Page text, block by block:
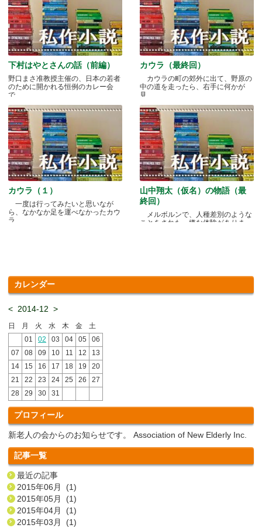
下村はやとさんの話（前編）
野口まさ准教授主催の、日本の若者
のために開かれる恒例のカレー会
で.....
カウラ（最終回）
カウラの町の郊外に出て、野原の
中の道を走ったら、右手に何かが
見.....
カウラ（１）
一度は行ってみたいと思いなが
ら、なかなか足を運べなかったカウ
ラ.....
山中翔太（仮名）の物語（最
終回）
メルボルンで、人種差別のような
ことをされた、嫌な体験がありま
カレンダー
< 2014-12 >
日 月 火 水 木 金
土
01
02 03 04 05
06
07
08 09 10 11 12
13
14
15 16 17 18 19
20
21
22 23 24 25 26
27
28
29 30 31
プロフィール
新老人の会からのお知らせです。 Association of New Elderly Inc.
記事一覧
最近の記事
2015年06月 (1)
2015年05月 (1)
2015年04月 (1)
2015年03月 (1)